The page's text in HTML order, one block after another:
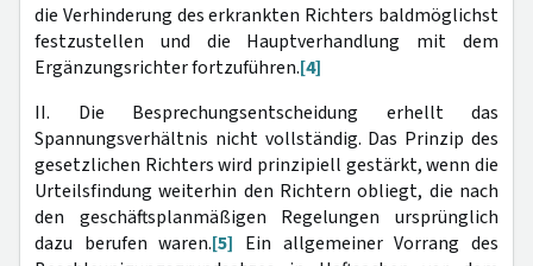
die Verhinderung des erkrankten Richters baldmöglichst
festzustellen und die Hauptverhandlung mit dem
Ergänzungsrichter fortzuführen.[4]
II. Die Besprechungsentscheidung erhellt das
Spannungsverhältnis nicht vollständig. Das Prinzip des
gesetzlichen Richters wird prinzipiell gestärkt, wenn die
Urteilsfindung weiterhin den Richtern obliegt, die nach
den geschäftsplanmäßigen Regelungen ursprünglich
dazu berufen waren.[5] Ein allgemeiner Vorrang des